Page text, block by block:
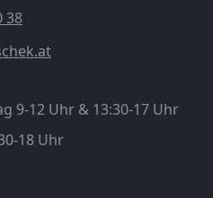
38
9-12 Uhr & 13:30-17 Uhr
18 Uhr